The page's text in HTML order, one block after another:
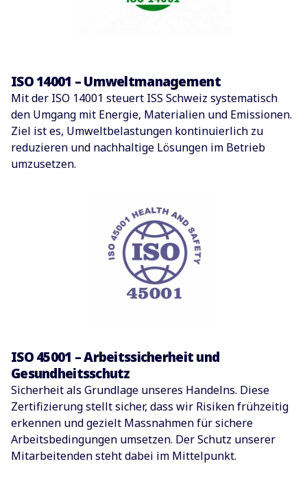
ISO 14001 – Umweltmanagement
Mit der ISO 14001 steuert ISS Schweiz systematisch
den Umgang mit Energie, Materialien und Emissionen.
Ziel ist es, Umweltbelastungen kontinuierlich zu
reduzieren und nachhaltige Lösungen im Betrieb
umzusetzen.
ISO 45001 – Arbeitssicherheit und
Gesundheitsschutz
Sicherheit als Grundlage unseres Handelns. Diese
Zertifizierung stellt sicher, dass wir Risiken frühzeitig
erkennen und gezielt Massnahmen für sichere
Arbeitsbedingungen umsetzen. Der Schutz unserer
Mitarbeitenden steht dabei im Mittelpunkt.